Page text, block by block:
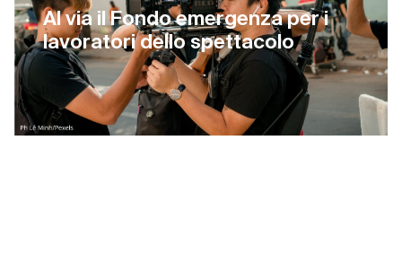
Al via il Fondo emergenza per i
lavoratori dello spettacolo